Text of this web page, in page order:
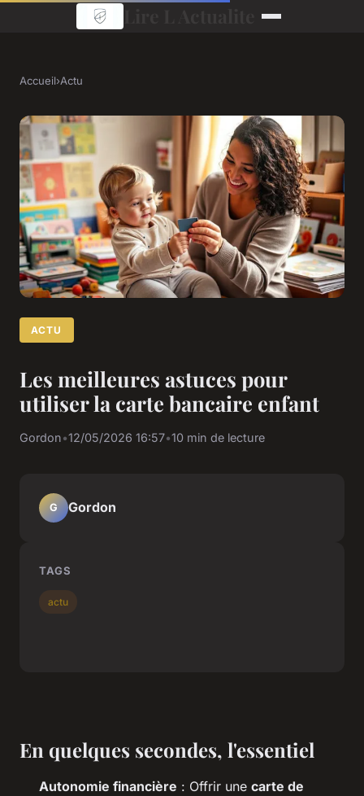
Accueil›Actu
ACTU
Les meilleures astuces pour
utiliser la carte bancaire enfant
Gordon•12/05/2026 16:57•10 min de lecture
En quelques secondes, l'essentiel
Autonomie financière : Offrir une carte de
G Gordon
TAGS
actu